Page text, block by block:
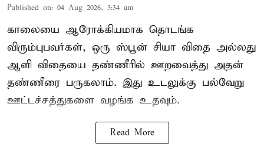
Published on: 04 Aug 2026, 3:34 am
காலையை ஆரோக்கியமாக தொடங்க
விரும்புபவர்கள், ஒரு ஸ்பூன் சியா விதை அல்லது
ஆளி விதையை தண்ணீரில் ஊறவைத்து அதன்
தண்ணீரை பருகலாம். இது உடலுக்கு பல்வேறு
ஊட்டச்சத்துகளை வழங்க உதவும்.
Read More